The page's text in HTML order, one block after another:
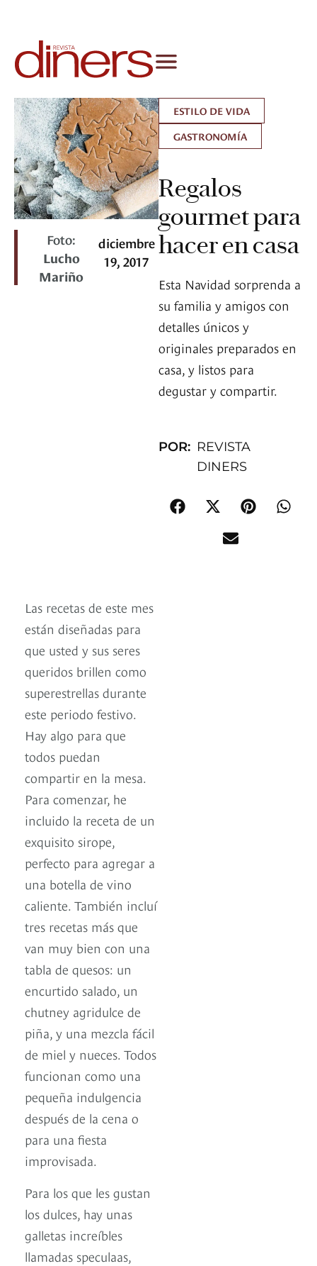
Foto:
Lucho
Mariño
diciembre
19, 2017
ESTILO DE VIDA
GASTRONOMÍA
Regalos
gourmet para
hacer en casa
Esta Navidad sorprenda a
su familia y amigos con
detalles únicos y
originales preparados en
casa, y listos para
degustar y compartir.
POR: REVISTA
DINERS
Las recetas de este mes
están diseñadas para
que usted y sus seres
queridos brillen como
superestrellas durante
este periodo festivo.
Hay algo para que
todos puedan
compartir en la mesa.
Para comenzar, he
incluido la receta de un
exquisito sirope,
perfecto para agregar a
una botella de vino
caliente. También incluí
tres recetas más que
van muy bien con una
tabla de quesos: un
encurtido salado, un
chutney agridulce de
piña, y una mezcla fácil
de miel y nueces. Todos
funcionan como una
pequeña indulgencia
después de la cena o
para una fiesta
improvisada.
Para los que les gustan
los dulces, hay unas
galletas increíbles
llamadas speculaas,